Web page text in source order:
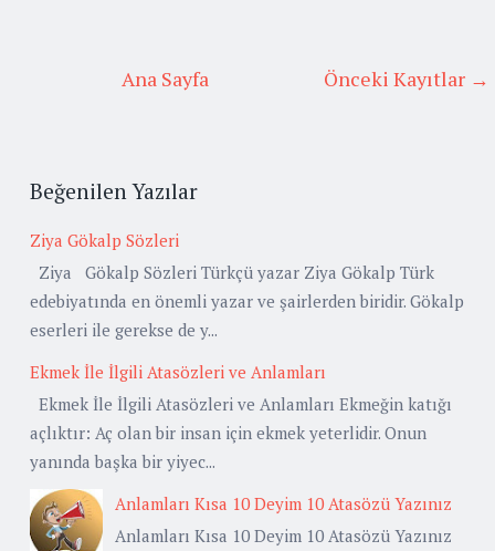
Önceki Kayıtlar →
Ana Sayfa
Beğenilen Yazılar
Ziya Gökalp Sözleri
Ziya Gökalp Sözleri Türkçü yazar Ziya Gökalp Türk
edebiyatında en önemli yazar ve şairlerden biridir. Gökalp
eserleri ile gerekse de y...
Ekmek İle İlgili Atasözleri ve Anlamları
Ekmek İle İlgili Atasözleri ve Anlamları Ekmeğin katığı
açlıktır: Aç olan bir insan için ekmek yeterlidir. Onun
yanında başka bir yiyec...
Anlamları Kısa 10 Deyim 10 Atasözü Yazınız
Anlamları Kısa 10 Deyim 10 Atasözü Yazınız